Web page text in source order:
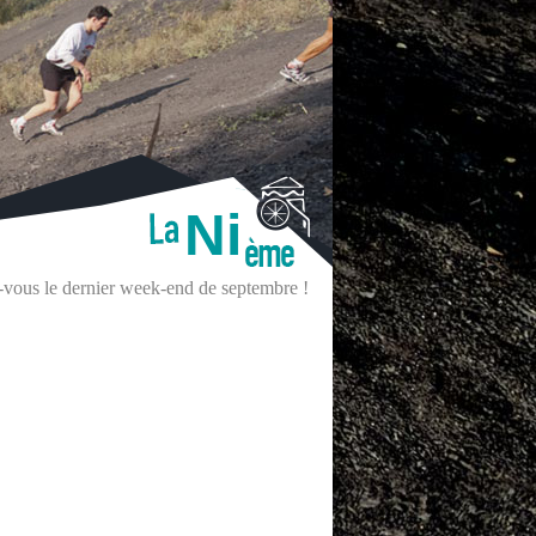
Ni
le dernier week-end de septembre !